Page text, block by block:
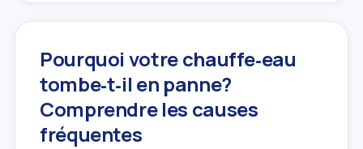
Pourquoi votre chauffe‑eau
tombe‑t‑il en panne?
Comprendre les causes
fréquentes